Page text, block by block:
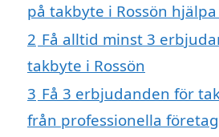
på takbyte i Rossön
2 Få alltid minst 3
takbyte i Rossön
3 Få 3 erbjudanden för
från professionella företag